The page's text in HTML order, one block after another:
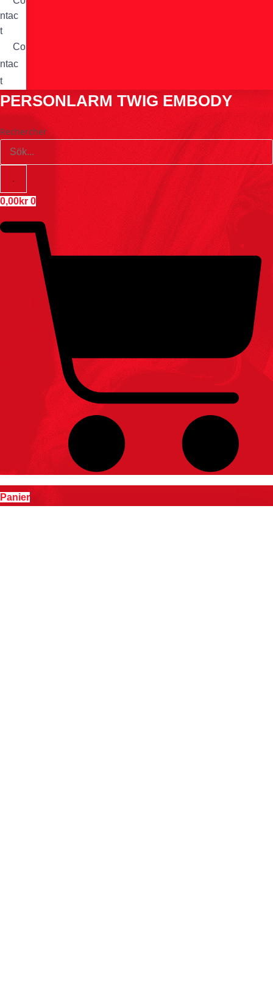
ntac
t
Co
ntac
t
PERSONLARM TWIG EMBODY
Rechercher
0,00kr 0
Panier